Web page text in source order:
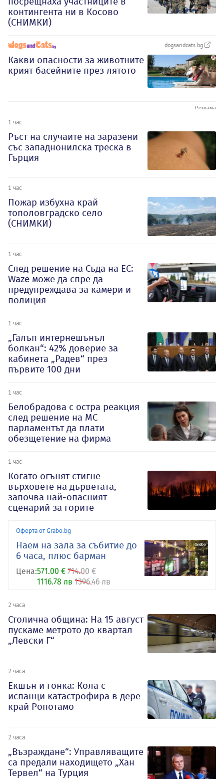
контингента ни в Косово
(СНИМКИ)
dogsandcats.bg
Какви опасности за животните
крият басейните през лятото
1 час
Ръст на случаите на заразени
със западнонилска треска в
Гърция
1 час
Пожар избухна край
тополовградско село
(СНИМКИ)
1 час
След решение на Съда на ЕС:
Waze може да спре да
предупреждава за камери и
полиция
1 час
„Галъп интернешънъл
болкан“: 42% доверие за
кабинета „Радев“ през
първите 100 дни
1 час
Белобрадова с остра реакция
след решение на МС
парламентът да плати
обезщетение на фирма
1 час
Когато огънят стигне
върховете на дърветата,
започва най-опасният
сценарий за горите
Оферта от Grabo.bg
Наем на зала за събитие до
6 часа, плюс барман
Цена:571.00 € 714.00 €
1116.78 лв 1396.46 лв
2 часа
Столична община: На 15 август
пускаме метрото до квартал
„Левски Г“
2 часа
Екшън и гонка: Кола с
испанци катастрофира в дере
край Ропотамо
2 часа
„Възраждане“: Управляващите
са предали находището „Хан
Тервел“ на Турция